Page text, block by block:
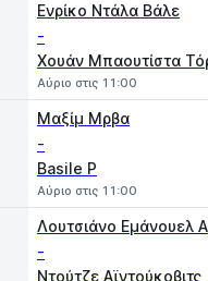
Ενρίκο Ντάλα Βάλε
-
Χουάν Μπαουτίστα
Αύριο στις 11:00
Μαξίμ Μρβα
-
Basile P
Αύριο στις 11:00
Λουτσιάνο Εμάνουελ
-
Ντούτζε Αϊντούκοβιτς